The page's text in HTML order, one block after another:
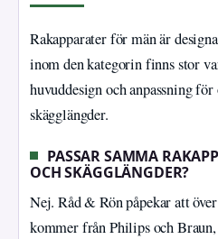
Rakapparater för män är
inom den kategorin finns stor
huvuddesign och anpassning
skägglängder.
PASSAR SAMMA
OCH SKÄGGLÄNGDER?
Nej. Råd & Rön påpekar att
kommer från Philips och